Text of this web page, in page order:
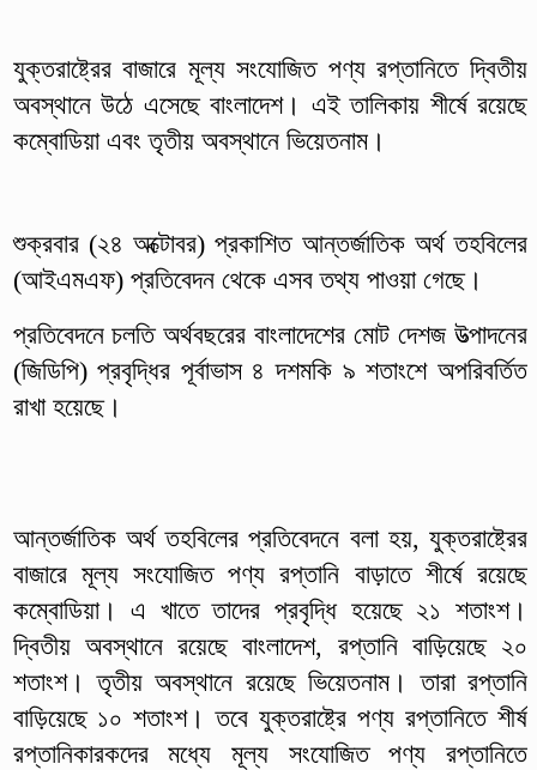
যুক্তরাষ্ট্রের বাজারে মূল্য সংযোজিত পণ্য রপ্তানিতে দ্বিতীয়
অবস্থানে উঠে এসেছে বাংলাদেশ। এই তালিকায় শীর্ষে রয়েছে
কম্বোডিয়া এবং তৃতীয় অবস্থানে ভিয়েতনাম।
শুক্রবার (২৪ অক্টোবর) প্রকাশিত আন্তর্জাতিক অর্থ তহবিলের
(আইএমএফ) প্রতিবেদন থেকে এসব তথ্য পাওয়া গেছে।
প্রতিবেদনে চলতি অর্থবছরের বাংলাদেশের মোট দেশজ উত্পাদনের
(জিডিপি) প্রবৃদ্ধির পূর্বাভাস ৪ দশমকি ৯ শতাংশে অপরিবর্তিত
রাখা হয়েছে।
আন্তর্জাতিক অর্থ তহবিলের প্রতিবেদনে বলা হয়, যুক্তরাষ্ট্রের
বাজারে মূল্য সংযোজিত পণ্য রপ্তানি বাড়াতে শীর্ষে রয়েছে
কম্বোডিয়া। এ খাতে তাদের প্রবৃদ্ধি হয়েছে ২১ শতাংশ।
দ্বিতীয় অবস্থানে রয়েছে বাংলাদেশ, রপ্তানি বাড়িয়েছে ২০
শতাংশ। তৃতীয় অবস্থানে রয়েছে ভিয়েতনাম। তারা রপ্তানি
বাড়িয়েছে ১০ শতাংশ। তবে যুক্তরাষ্ট্রে পণ্য রপ্তানিতে শীর্ষ
রপ্তানিকারকদের মধ্যে মূল্য সংযোজিত পণ্য রপ্তানিতে